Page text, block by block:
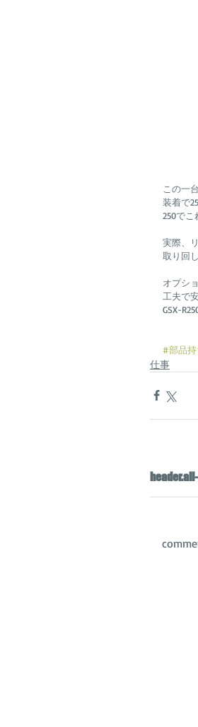
この一
装着で
250で
実際、
取り回
オプシ
工夫で
GSX-
#部品持
仕事